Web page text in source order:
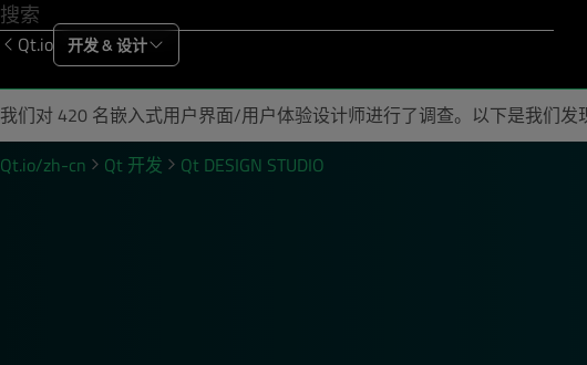
Qt.io 开发 & 设计
我们对 420 名嵌入式用户界面/用户体验设计师进行了调查。以下是我们
Qt.io/zh-cn
Qt 开发 Qt DESIGN STUDIO